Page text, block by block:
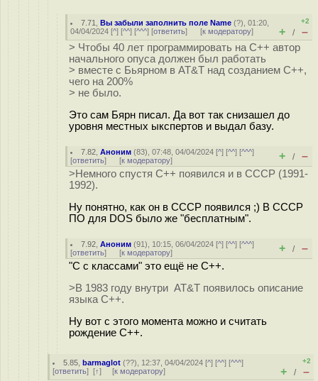
7.71 ,Вы забыли заполнить поле Name (?), 01:20,
04/04/2024 [^] [^^] [^^^] [ответить] [к модератору]
+2
+ / –
> Чтобы 40 лет программировать на С++ автор
начального опуса должен был работать
> вместе с Бьярном в AT&T над созданием С++,
чего на 200%
> не было.
Это сам Бярн писал. Да вот так снизашел до
уровня местных ыкспертов и выдал базу.
7.82 ,Аноним (83), 07:48, 04/04/2024 [^] [^^] [^^^]
[ответить] [к модератору] + / –
>Немного спустя С++ появился и в СССР (1991-
1992).
Ну понятно, как он в СССР появился ;) В CCCP
ПО для DOS было же "бесплатным".
7.92 ,Аноним (91), 10:15, 06/04/2024 [^] [^^] [^^^]
[ответить] [к модератору] + / –
"С с классами" это ещё не C++.
>В 1983 году внутри AT&T появилось описание
языка С++.
Ну вот с этого момента можно и считать
рождение C++.
5.85 ,barmaglot (??), 12:37, 04/04/2024 [^] [^^] [^^^]
[ответить] [↑] [к модератору]
+2
+ / –